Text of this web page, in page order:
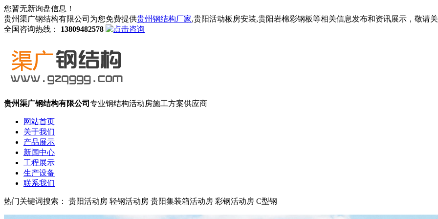
您暂无新询盘信息！
贵州渠广钢结构有限公司为您免费提供贵州钢结构厂家,贵阳活动板房安装,贵阳岩棉彩钢板等相关信息发布和资讯展示，敬请
全国咨询热线： 13809482578
贵州渠广钢结构有限公司 专业钢结构活动房施工方案供应商
网站首页
关于我们
产品展示
新闻中心
工程展示
生产设备
联系我们
热门关键词搜索： 贵阳活动房 轻钢活动房 贵阳集装箱活动房 彩钢活动房 C型钢